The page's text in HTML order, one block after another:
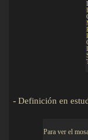
- Definición en
Para ver el